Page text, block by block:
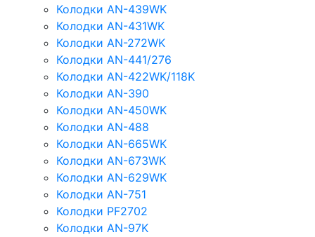
Колодки AN-439WK
Колодки AN-431WK
Колодки AN-272WK
Колодки AN-441/276
Колодки AN-422WK/118K
Колодки AN-390
Колодки AN-450WK
Колодки AN-488
Колодки AN-665WK
Колодки AN-673WK
Колодки AN-629WK
Колодки AN-751
Колодки PF2702
Колодки AN-97K